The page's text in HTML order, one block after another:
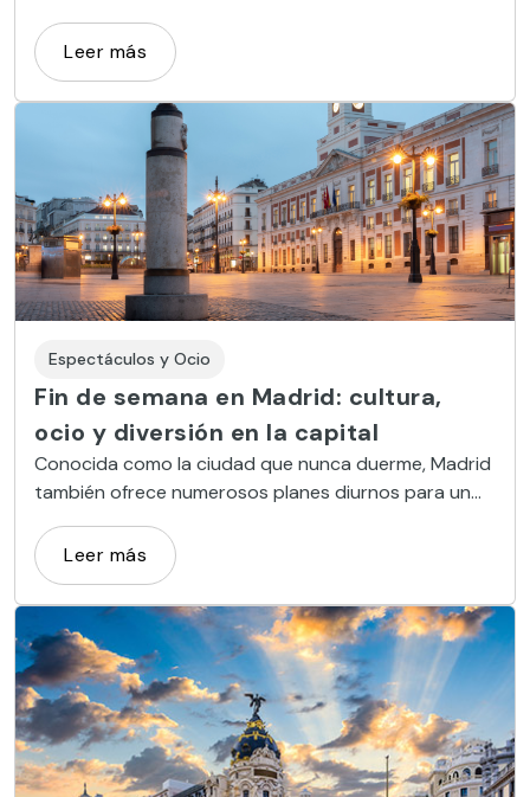
excursiones, gastronomía… Para ayudarte a tomar
una decisión, en este artículo te ofrecemos una
selección con las mejores ocho actividades que
hacer en Madrid.
Leer más
Espectáculos y Ocio
Fin de semana en Madrid: cultura,
ocio y diversión en la capital
Conocida como la ciudad que nunca duerme, Madrid
también ofrece numerosos planes diurnos para un
fin de semana donde no falte la cultura, las compras
ni el ocio.
Leer más